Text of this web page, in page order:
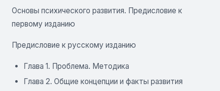
Основы психического развития. Предисловие к
первому изданию
Предисловие к русскому изданию
Глава 1. Проблема. Методика
Глава 2. Общие концепции и факты развития